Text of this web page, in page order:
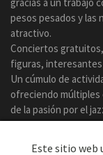
pesos pesados y las
atractivo.
Conciertos
figuras,
Un cúmulo de
ofreciendo múltiples
de la pasión por el
Este sitio web